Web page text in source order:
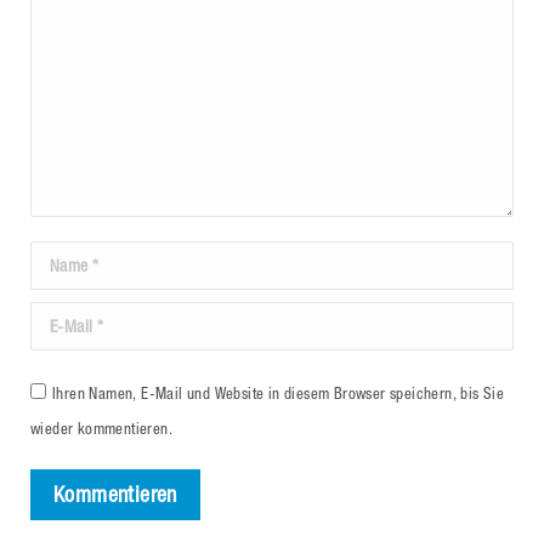
Name *
Email *
Ihren Namen, E-Mail und Website in diesem Browser speichern, bis Sie
wieder kommentieren.
Kommentieren